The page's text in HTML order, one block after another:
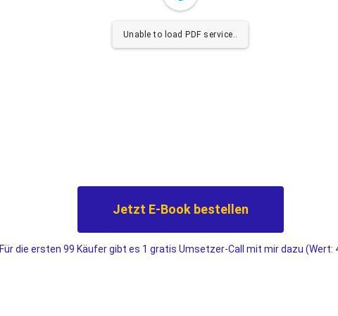
Unable to load PDF service..
Jetzt E-Book bestellen
Für die ersten 99 Käufer gibt es 1 gratis Umsetzer-Call mit mir dazu (Wert: